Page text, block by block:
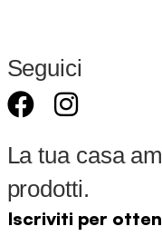
Seguici
La tua casa
prodotti.
Iscriviti per